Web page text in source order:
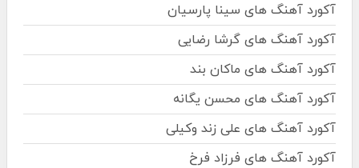
آکورد آهنگ های سینا پارسیان
آکورد آهنگ های گرشا رضایی
آکورد آهنگ های ماکان بند
آکورد آهنگ های محسن یگانه
آکورد آهنگ های علی زند وکیلی
آکورد آهنگ های فرزاد فرخ